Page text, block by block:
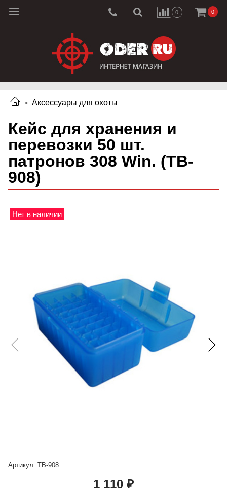
0 0
Аксессуары для охоты
Кейс для хранения и
перевозки 50 шт.
патронов 308 Win. (TB-
908)
Нет в наличии
Артикул: TB-908
1 110 ₽